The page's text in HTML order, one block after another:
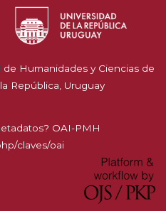
Humanidades y Ciencias de
República, Uruguay
OAI-PMH
claves/oai